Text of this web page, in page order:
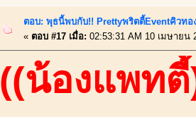
ตอบ: พุธนี้พบกับ!! Prettyพริตตี้Eventคิวทอ
« ตอบ #17 เมื่อ: 02:53:31 AM 10 เมษายน
((น้องแพท